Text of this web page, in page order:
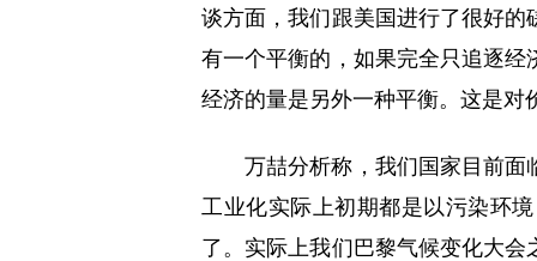
谈方面，我们跟美国进行了很好
有一个平衡的，如果完全只追逐
经济的量是另外一种平衡。这是对
万喆分析称，我们国家目前
工业化实际上初期都是以污染环
了。实际上我们巴黎气候变化大